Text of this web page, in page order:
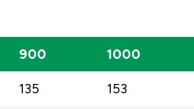
900 1000
135 153